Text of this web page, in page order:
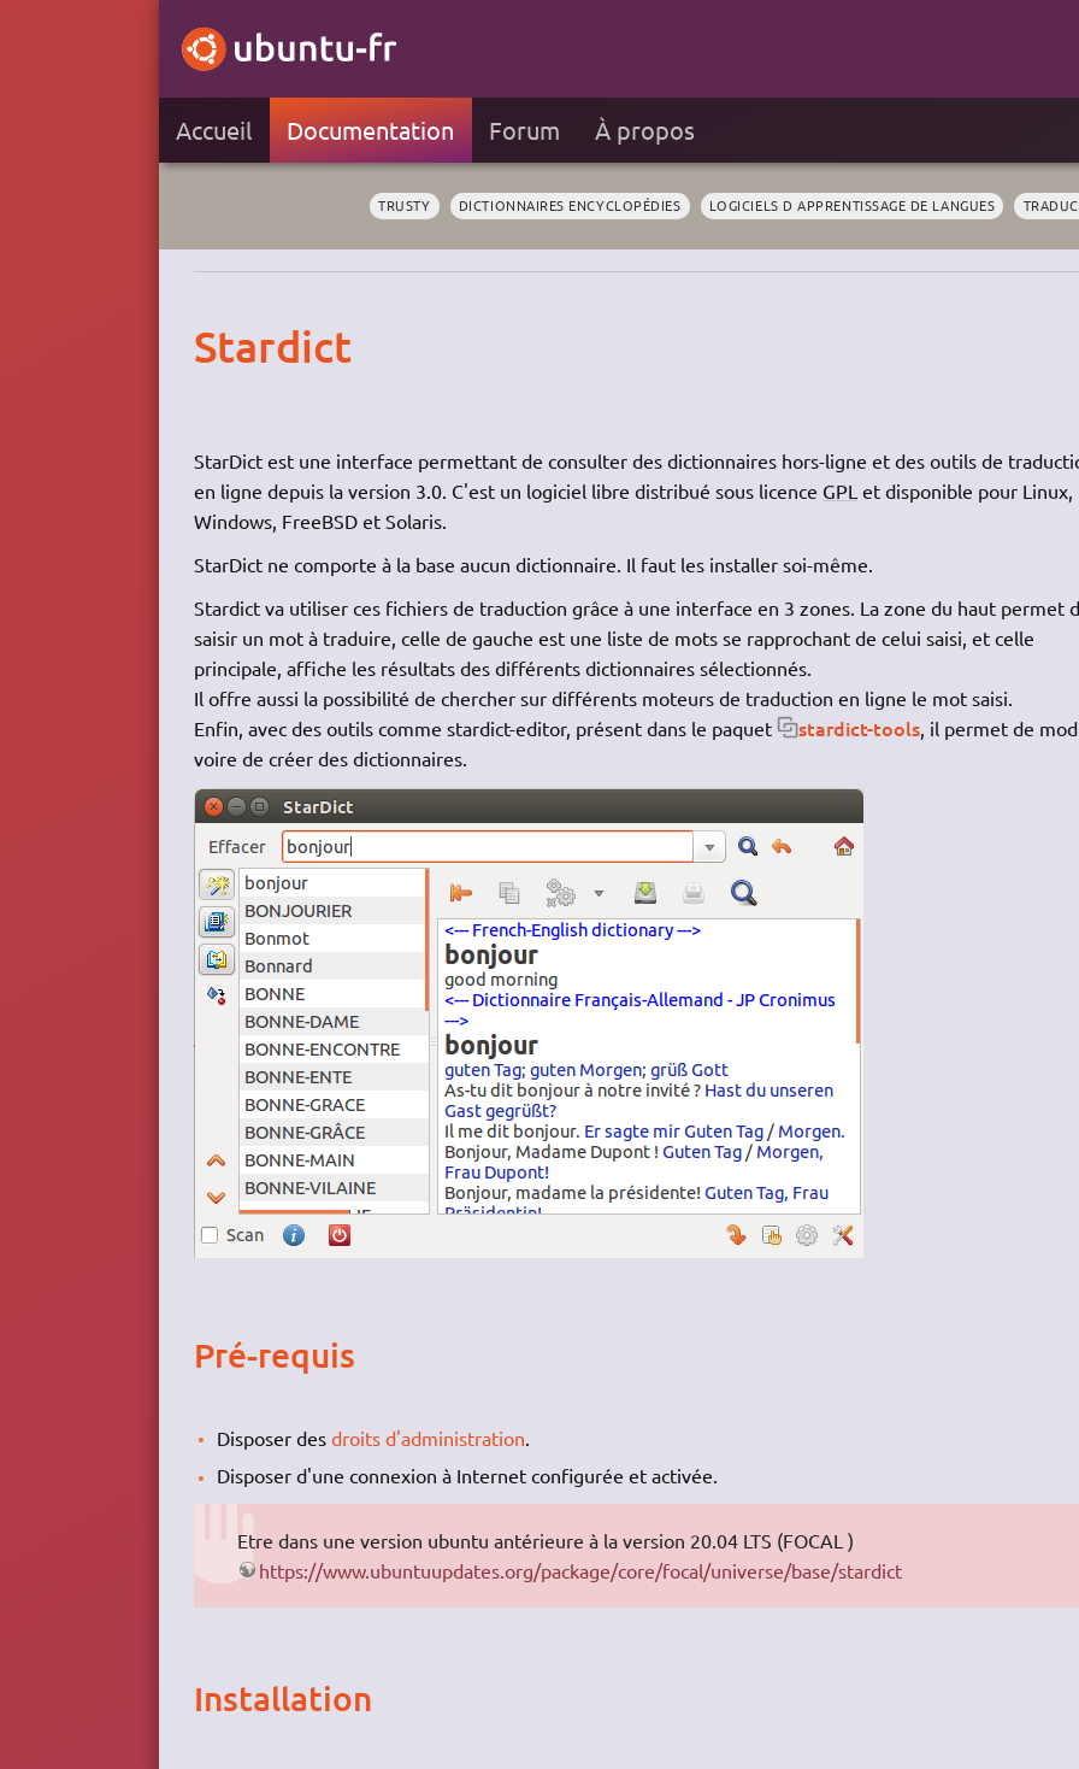
Accueil Documentation Forum À propos
TRUSTY DICTIONNAIRES ENCYCLOPÉDIES LOGICIELS D APPRENTISSAGE DE LANGUES
Stardict
StarDict est une interface permettant de consulter des dictionnaires hors-ligne et des outils de
en ligne depuis la version 3.0. C'est un logiciel libre distribué sous licence GPL et disponible pour Linux,
Windows, FreeBSD et Solaris.
StarDict ne comporte à la base aucun dictionnaire. Il faut les installer soi-même.
Stardict va utiliser ces fichiers de traduction grâce à une interface en 3 zones. La zone du haut permet
saisir un mot à traduire, celle de gauche est une liste de mots se rapprochant de celui saisi, et celle
principale, affiche les résultats des différents dictionnaires sélectionnés.
Il offre aussi la possibilité de chercher sur différents moteurs de traduction en ligne le mot saisi.
Enfin, avec des outils comme stardict-editor, présent dans le paquet
stardict-tools, il permet de
voire de créer des dictionnaires.
Pré-requis
Disposer desdroits d'administration
Disposer d'une connexion à Internet configurée et activée.
Etre dans une version ubuntu antérieure à la version 20.04 LTS (FOCAL )
https://www.ubuntuupdates.org/package/core/focal/universe/base/stardict
Installation